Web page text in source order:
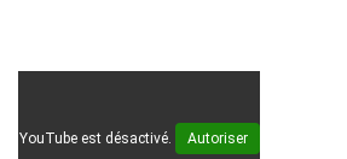
YouTube est désactivé. Autoriser